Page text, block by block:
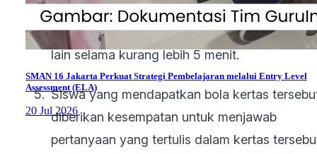
Berikutnya, buat kertas tersebut menyerupai
bola dan dilempar dari satu siswa ke siswa
lain selama kurang lebih 5 menit.
Siswa yang mendapatkan bola kertas
diberikan kesempatan untuk menjawab
pertanyaan yang tertulis dalam kertas
SMAN 16 Jakarta Perkuat Strategi Pembelajaran melalui Entry Level
Assessment (ELA)
20 Jul 2026